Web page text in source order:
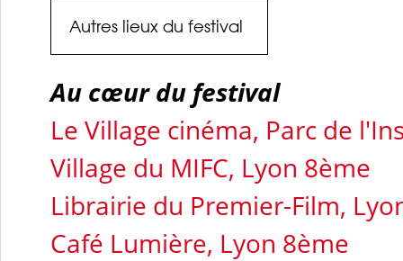
Autres lieux du festival
Au cœur du festival
Le Village cinéma, Parc de
Village du MIFC, Lyon 8ème
Librairie du Premier-Film,
Café Lumière, Lyon 8ème